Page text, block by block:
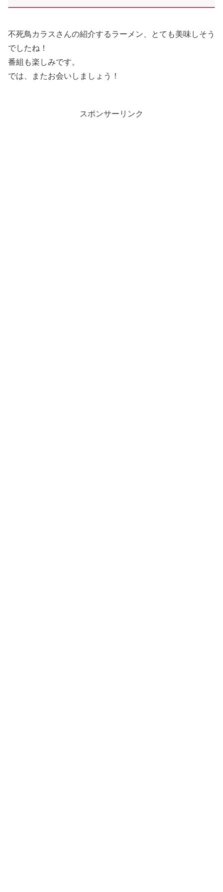
不死鳥カラスさんの紹介するラーメン、とても美味しそう
でしたね！
番組も楽しみです。
では、またお会いしましょう！
スポンサーリンク